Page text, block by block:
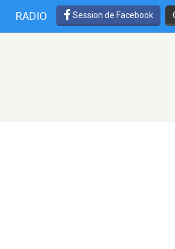
RADIO Session de Facebook